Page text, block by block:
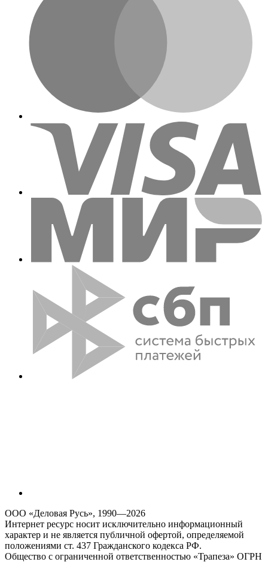
ООО «Деловая Русь», 1990—2026
Интернет ресурс носит исключительно информационный
характер и не является публичной офертой, определяемой
положениями ст. 437 Гражданского кодекса РФ.
Общество с ограниченной ответственностью «Трапеза» ОГРН